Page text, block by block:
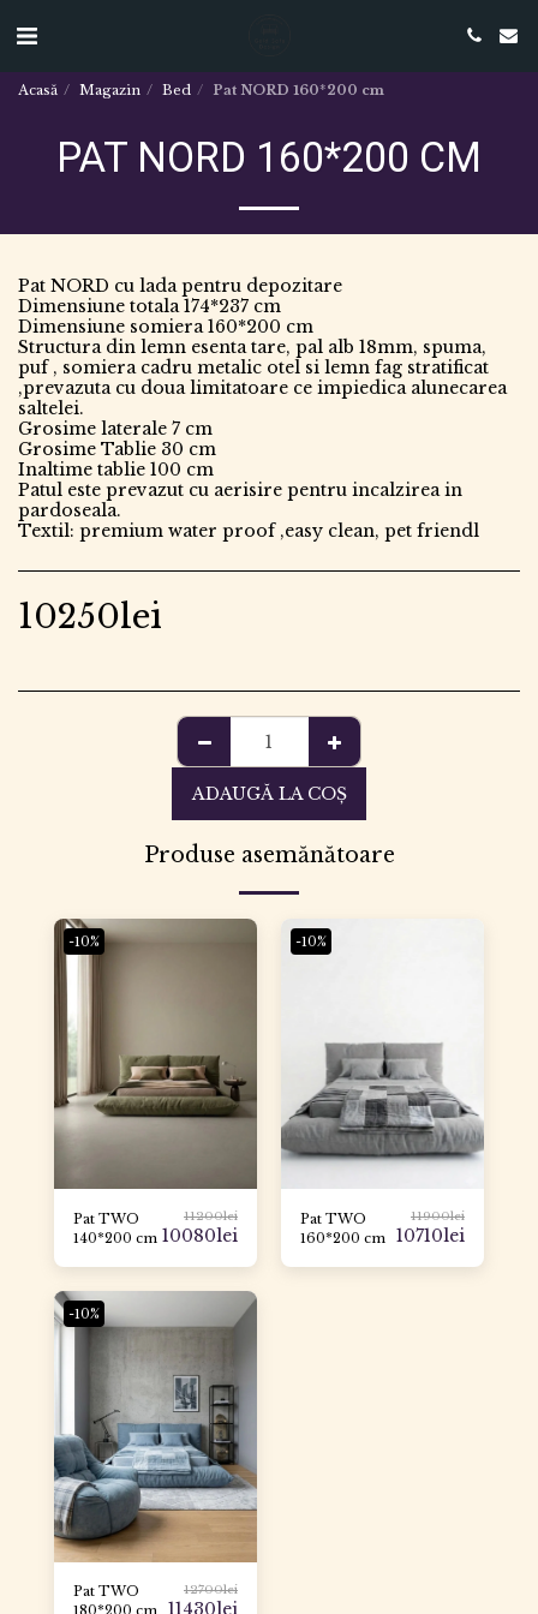
Acasă Magazin Bed Pat NORD 160*200 cm
PAT NORD 160*200 CM
Pat NORD cu lada pentru depozitare
Dimensiune totala 174*237 cm
Dimensiune somiera 160*200 cm
Structura din lemn esenta tare, pal alb 18mm, spuma,
puf , somiera cadru metalic otel si lemn fag stratificat
,prevazuta cu doua limitatoare ce impiedica alunecarea
saltelei.
Grosime laterale 7 cm
Grosime Tablie 30 cm
Inaltime tablie 100 cm
Patul este prevazut cu aerisire pentru incalzirea in
pardoseala.
Textil: premium water proof ,easy clean, pet friendl
10250lei
ADAUGĂ LA COŞ
Produse asemănătoare
-10%
Pat TWO
140*200 cm
11200lei
10080lei
-10%
Pat TWO
160*200 cm
11900lei
10710lei
-10%
Pat TWO
180*200 cm
12700lei
11430lei